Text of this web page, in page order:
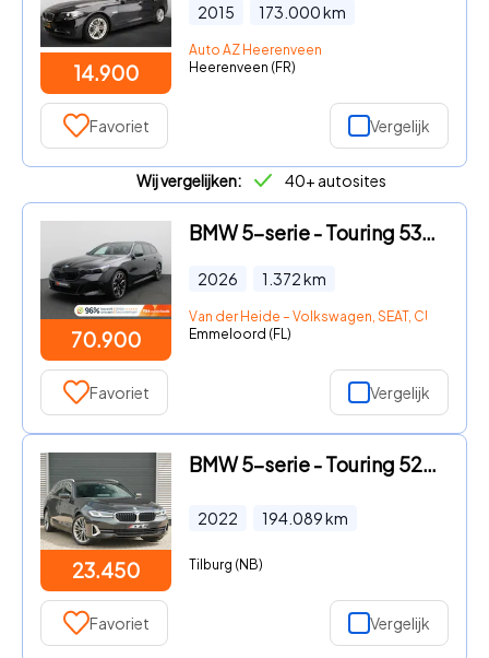
14.900
2015 173.000km
Auto AZ Heerenveen
Heerenveen (FR)
Favoriet Vergelijk
Wij vergelijken: 40+ autosites
70.900
BMW 5-serie - Touring 530e xDrive 299PK Aut. M-Sport Pro, Panoramadak, Hea
2026 1.372km
Van der Heide – Volkswagen, SEAT, CUPRA,
Emmeloord (FL)
Favoriet Vergelijk
23.450
BMW 5-serie - Touring 520e Business Edition Plus 91% SOH, Trekhaak, Laser,
2022 194.089km
Tilburg (NB)
Favoriet Vergelijk